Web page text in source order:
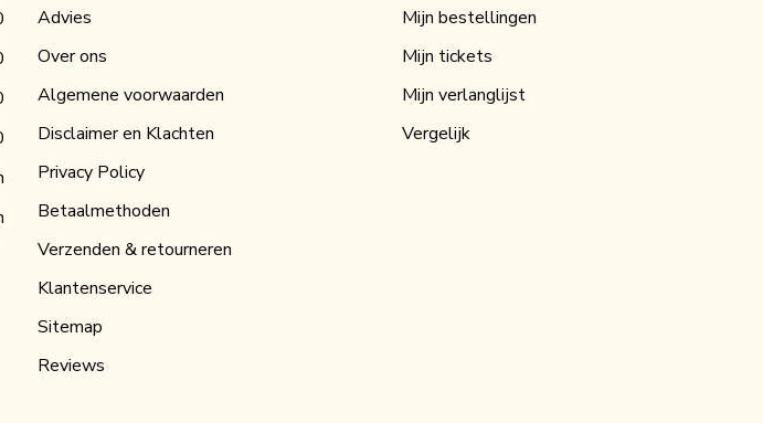
Advies
Over ons
Algemene voorwaarden
Disclaimer en Klachten
Privacy Policy
Betaalmethoden
Verzenden & retourneren
Klantenservice
Sitemap
Reviews
Mijn bestellingen
Mijn tickets
Mijn verlanglijst
Vergelijk